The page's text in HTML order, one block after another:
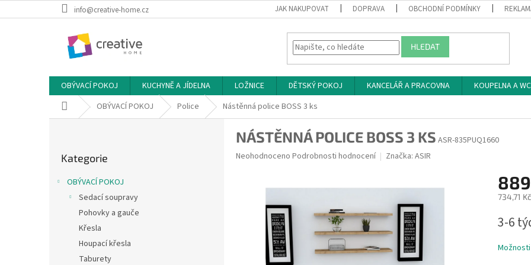
na
info@creative-home.cz JAK NAKUPOVAT DOPRAVA OBCHODNÍ PODMÍNKY
HLEDAT
OBÝVACÍ POKOJ KUCHYNĚ A JÍDELNA LOŽNICE DĚTSKÝ POKOJ KANCELÁŘ A PRACOVNA KOUPELNA A WC
Domů OBÝVACÍ POKOJ Police Nástěnná police BOSS 3 ks
kategorie
Kategorie
OBÝVACÍ POKOJ
Sedací soupravy
Pohovky a gauče
Křesla
Houpací křesla
Taburety
NÁSTĚNNÁ POLICE BOSS 3 KS ASR-835PUQ1660
Průměrné
hvězdiček.
Neohodnoceno Podrobnosti hodnocení Značka: ASIR
734,71
cena:
3-6